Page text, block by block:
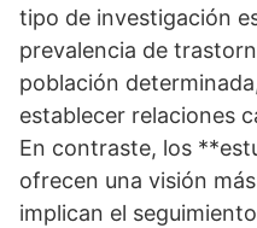
tipo de investigación
prevalencia de
población
establecer relaciones
En contraste, los
ofrecen una visión
implican el